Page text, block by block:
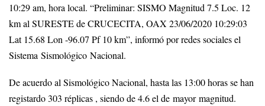
10:29 am, hora local. “Preliminar: SISMO Magnitud 7.5 Loc. 12
km al SURESTE de CRUCECITA, OAX 23/06/2020 10:29:03
Lat 15.68 Lon -96.07 Pf 10 km”, informó por redes sociales el
Sistema Sismológico Nacional.
De acuerdo al Sismológico Nacional, hasta las 13:00 horas se han
registardo 303 réplicas , siendo de 4.6 el de mayor magnitud.